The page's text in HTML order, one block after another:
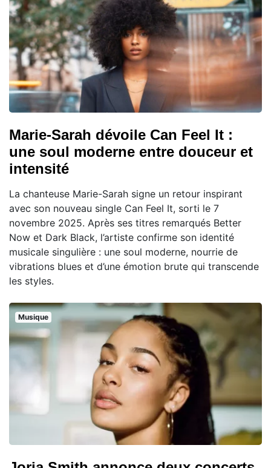
Marie-Sarah dévoile Can Feel It :
une soul moderne entre douceur et
intensité
La chanteuse Marie-Sarah signe un retour inspirant
avec son nouveau single Can Feel It, sorti le 7
novembre 2025. Après ses titres remarqués Better
Now et Dark Black, l’artiste confirme son identité
musicale singulière : une soul moderne, nourrie de
vibrations blues et d’une émotion brute qui transcende
les styles.
Musique